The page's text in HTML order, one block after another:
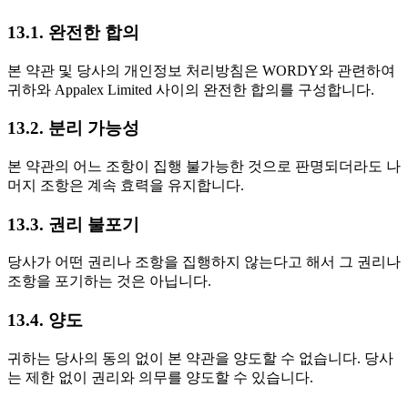
13.1. 완전한 합의
본 약관 및 당사의 개인정보 처리방침은 WORDY와 관련하여
귀하와 Appalex Limited 사이의 완전한 합의를 구성합니다.
13.2. 분리 가능성
본 약관의 어느 조항이 집행 불가능한 것으로 판명되더라도 나
머지 조항은 계속 효력을 유지합니다.
13.3. 권리 불포기
당사가 어떤 권리나 조항을 집행하지 않는다고 해서 그 권리나
조항을 포기하는 것은 아닙니다.
13.4. 양도
귀하는 당사의 동의 없이 본 약관을 양도할 수 없습니다. 당사
는 제한 없이 권리와 의무를 양도할 수 있습니다.